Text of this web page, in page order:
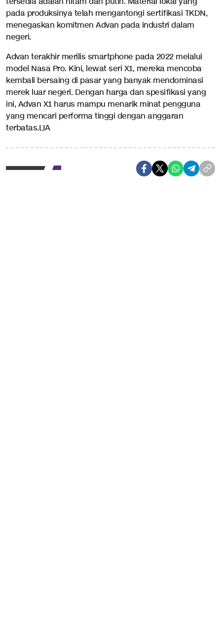
pada produksinya telah mengantongi sertifikasi TKDN,
menegaskan komitmen Advan pada industri dalam
negeri.
Advan terakhir merilis smartphone pada 2022 melalui
model Nasa Pro. Kini, lewat seri X1, mereka mencoba
kembali bersaing di pasar yang banyak mendominasi
merek luar negeri. Dengan harga dan spesifikasi yang
ini, Advan X1 harus mampu menarik minat pengguna
yang mencari performa tinggi dengan anggaran
terbatas.LIA